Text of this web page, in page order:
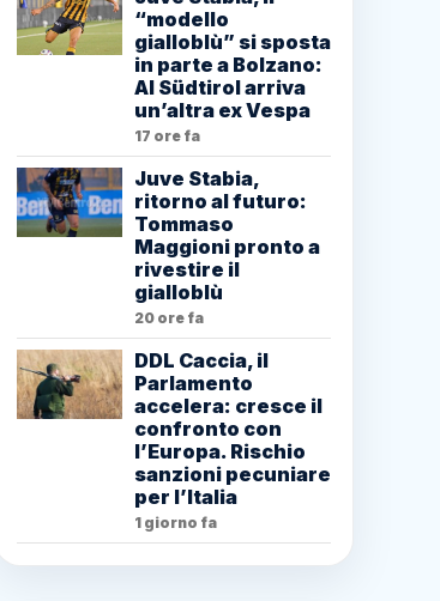
“modello
gialloblù” si sposta
in parte a Bolzano:
Al Südtirol arriva
un’altra ex Vespa
17 ore fa
Juve Stabia,
ritorno al futuro:
Tommaso
Maggioni pronto a
rivestire il
gialloblù
20 ore fa
DDL Caccia, il
Parlamento
accelera: cresce il
confronto con
l’Europa. Rischio
sanzioni pecuniare
per l’Italia
1 giorno fa